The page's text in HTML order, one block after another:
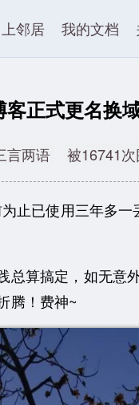
邻居 我的文档
客正式更名换
言两语 被16741
为止已使用三年多
搞定，如无意
腾！费神~